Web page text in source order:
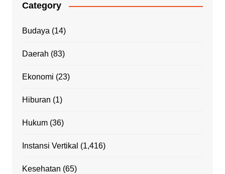
Category
Budaya (14)
Daerah (83)
Ekonomi (23)
Hiburan (1)
Hukum(36)
Instansi Vertikal (1,416)
Kesehatan (65)